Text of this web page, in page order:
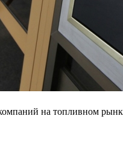
на топливном